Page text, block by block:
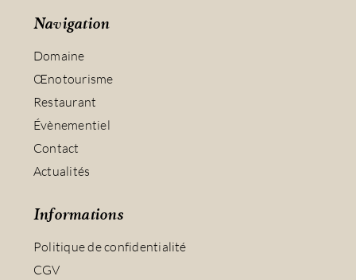
Navigation
Domaine
Œnotourisme
Restaurant
Évènementiel
Contact
Actualités
Informations
Politique de confidentialité
CGV